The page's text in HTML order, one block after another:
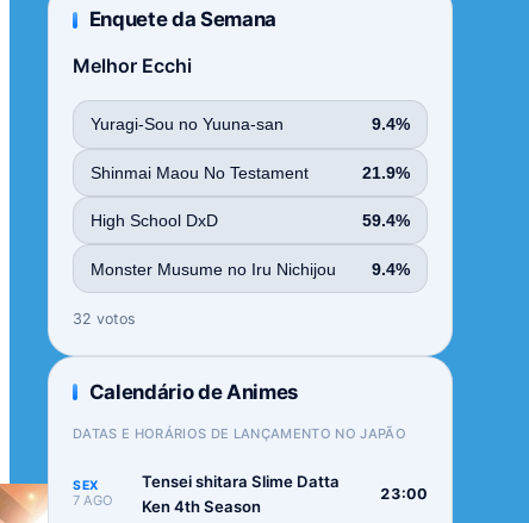
Enquete da Semana
Melhor Ecchi
Yuragi-Sou no Yuuna-san 9.4%
Shinmai Maou No Testament 21.9%
High School DxD 59.4%
Monster Musume no Iru Nichijou 9.4%
32 votos
Calendário de Animes
DATAS E HORÁRIOS DE LANÇAMENTO NO JAPÃO
SEX
7 AGO
Tensei shitara Slime Datta
Ken 4th Season
23:00